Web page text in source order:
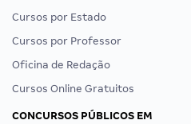
Cursos por Estado
Cursos por Professor
Oficina de Redação
Cursos Online Gratuitos
CONCURSOS PÚBLICOS EM